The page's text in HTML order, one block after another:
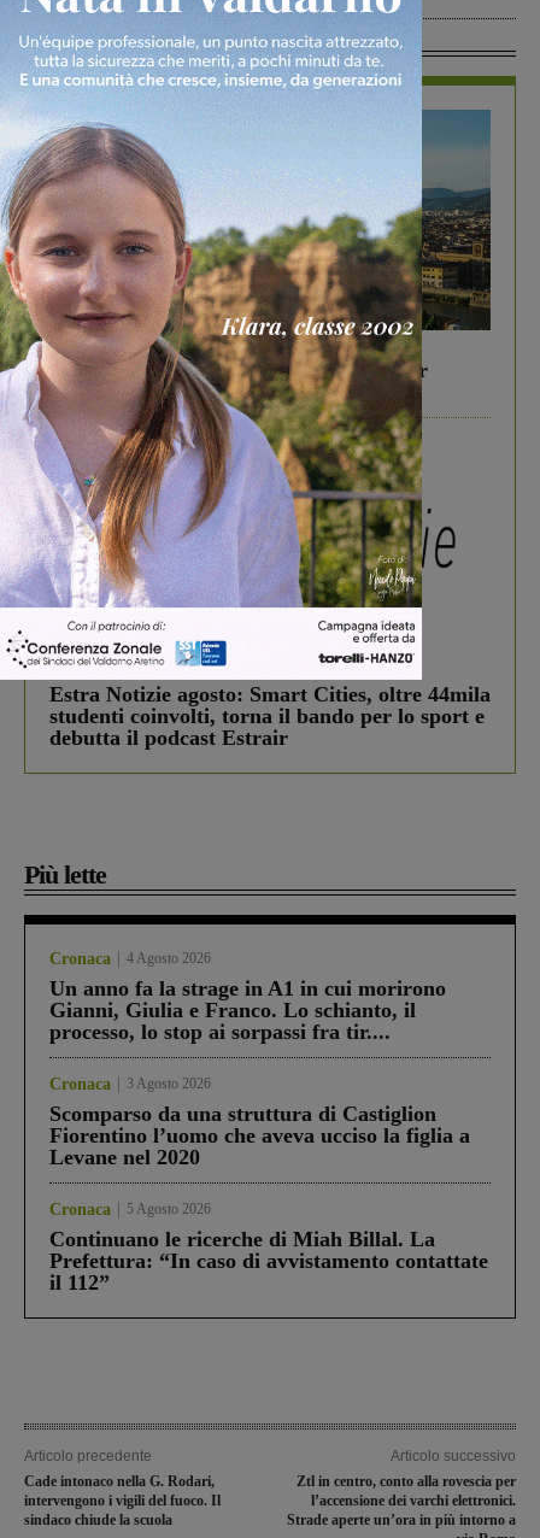
In Vetrina
In vetrina 6 Agosto 2026
Gita di famiglia a Firenze: 5 idee per far
divertire i tuoi figli
In vetrina 3 Agosto 2026
Estra Notizie agosto: Smart Cities, oltre 44mila
studenti coinvolti, torna il bando per lo sport e
debutta il podcast Estrair
Più lette
Cronaca 4 Agosto 2026
Un anno fa la strage in A1 in cui morirono
Gianni, Giulia e Franco. Lo schianto, il
processo, lo stop ai sorpassi fra tir....
Cronaca 3 Agosto 2026
Scomparso da una struttura di Castiglion
Fiorentino l’uomo che aveva ucciso la figlia a
Levane nel 2020
Cronaca 5 Agosto 2026
Continuano le ricerche di Miah Billal. La
Prefettura: “In caso di avvistamento contattate
il 112”
Articolo precedente
Cade intonaco nella G. Rodari,
intervengono i vigili del fuoco. Il
sindaco chiude la scuola
Articolo successivo
Ztl in centro, conto alla rovescia per
l’accensione dei varchi elettronici.
Strade aperte un’ora in più intorno a